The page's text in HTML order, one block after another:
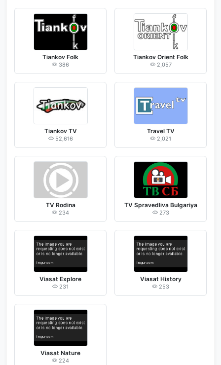
Tiankov Folk
386
Tiankov Orient Folk
2,057
Tiankov TV
52,616
Travel TV
2,021
TV Rodina
234
TV Spravedliva Bulgariya
273
Viasat Explore
231
Viasat History
253
Viasat Nature
224